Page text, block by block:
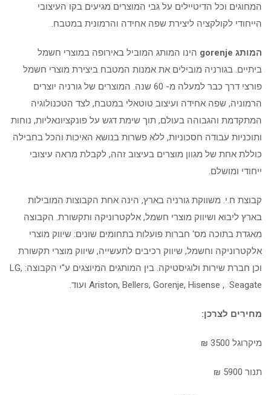
המחוגים וכל הדיטיילים על גבי המוצרים מגיעים בקו העיצובי
הייחודי לקולקציה ליצירת שפה אחידה והרמונית במטבח.
המותג gorenje הינו המותג המוביל באירופה במוצרי חשמל
ביתיים. בגורניה מובילים את אמנות המטבח ביצירת מוצרי חשמל
פורצי דרך כבר למעלה מ- 60 שנה. המוצרים של גורניה יוצרים
הרמוניה, שפה אחידה ועיצוב טוטאלי במטבח, לצד הטכנולוגיה
המתקדמת והגבוהה בעולם, תוך שימת דגש על פונקציונאליות, נוחות
ותוכניות עבודה חסכוניות, ללא פשרות בנושא האיכות והכל בחבילה
כוללת אחת של מגוון מוצרים בעיצוב זהה, לקבלת מראה עיצובי
ייחודי ומושלם.
קבוצת ח.י. משווקת גורניה בארץ, הינה אחת הקבוצות המובילות
בארץ ליבוא ושיווק מוצרי חשמל, אלקטרוניקה ותקשורת. הקבוצה
מאגדת בתוכה מס' חברות פועלות בתחומים שונים: שיווק מוצרי
אלקטרוניקה וחשמל, שיווק רכיבים לתעשייה, שיווק מוצרי תקשורת
וכן חברת שירות ולוגיסטיקה. בין המותגים המיוצגים ע"י הקבוצה: LG,
Ariston, Bellers, Gorenje, Hisense , Seagate ועוד.
מחירים לצרכן:
מיקרוגל 3500 ₪
תנור 5900 ₪